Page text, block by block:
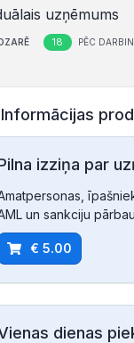
uzņēmums
18 PĒC
Informācijas
izziņa par
un sankciju
€ 5.00
dienas